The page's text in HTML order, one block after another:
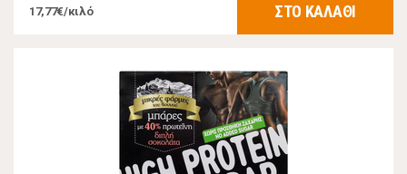
17,77€/κιλό ΣΤΟ ΚΑΛΑΘΙ